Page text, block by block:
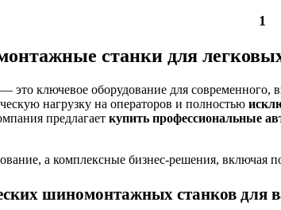
1
станки для
— это ключевое оборудование для современного,
нагрузку на операторов и полностью
предлагает купить профессиональные
а комплексные бизнес-решения, включая
шиномонтажных станков для